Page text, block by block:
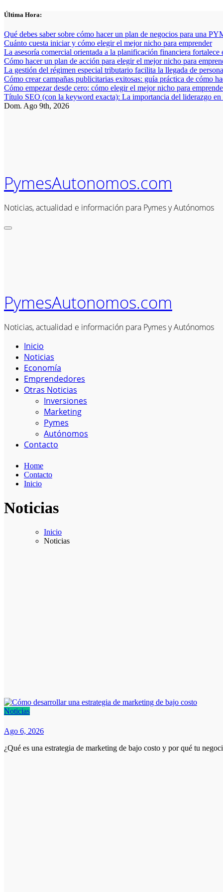
Saltar
contenido
Última Hora:
Qué debes saber sobre cómo hacer un plan de negocios para una
Cuánto cuesta iniciar y cómo elegir el mejor nicho para emprender
La asesoría comercial orientada a la planificación financiera fortalece
Cómo hacer un plan de acción para elegir el mejor nicho para
La gestión del régimen especial tributario facilita la llegada de
Cómo crear campañas publicitarias exitosas: guía práctica de cómo
Cómo empezar desde cero: cómo elegir el mejor nicho para
Título SEO (con la keyword exacta): La importancia del liderazgo en
Dom. Ago 9th, 2026
PymesAutonomos.com
Noticias, actualidad e información para Pymes y Autónomos
PymesAutonomos.com
Noticias, actualidad e información para Pymes y Autónomos
Inicio
Noticias
Economía
Emprendedores
Otras Noticias
Inversiones
Marketing
Pymes
Autónomos
Contacto
Home
Contacto
Inicio
Noticias
Inicio
Noticias
Noticias
Ago 6, 2026
¿Qué es una estrategia de marketing de bajo costo y por qué tu